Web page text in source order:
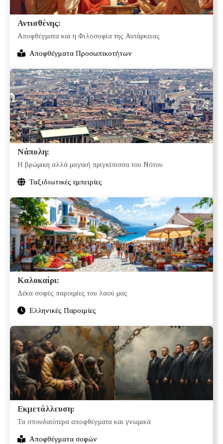
Αντισθένης:
Αποφθέγματα και η Φιλοσοφία της Αυτάρκειας
Αποφθέγματα Προσωπικοτήτων
Νάπολη:
H βρώμικη αλλά μαγική πριγκίπισσα του Νότου
Ταξιδιωτικές εμπειρίες
Καλοκαίρι:
Δέκα σοφές παροιμίες του λαού μας
Ελληνικές Παροιμίες
Eκμετάλλευση:
Τα σπουδαιότερα αποφθέγματα και γνωμικά
Αποφθέγματα σοφών